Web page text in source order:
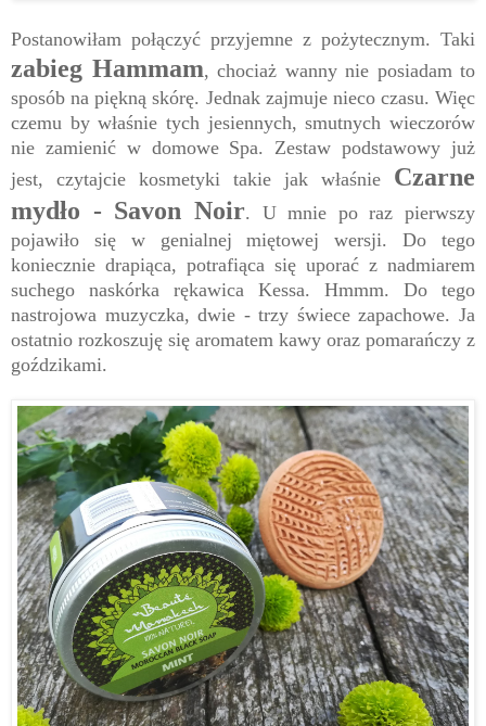
Postanowiłam połączyć przyjemne z pożytecznym. Taki
zabieg Hammam, chociaż wanny nie posiadam to
sposób na piękną skórę. Jednak zajmuje nieco czasu. Więc
czemu by właśnie tych jesiennych, smutnych wieczorów
nie zamienić w domowe Spa. Zestaw podstawowy już
jest, czytajcie kosmetyki takie jak właśnie Czarne
mydło - Savon Noir. U mnie po raz pierwszy
pojawiło się w genialnej miętowej wersji. Do tego
koniecznie drapiąca, potrafiąca się uporać z nadmiarem
suchego naskórka rękawica Kessa. Hmmm. Do tego
nastrojowa muzyczka, dwie - trzy świece zapachowe. Ja
ostatnio rozkoszuję się aromatem kawy oraz pomarańczy z
goździkami.